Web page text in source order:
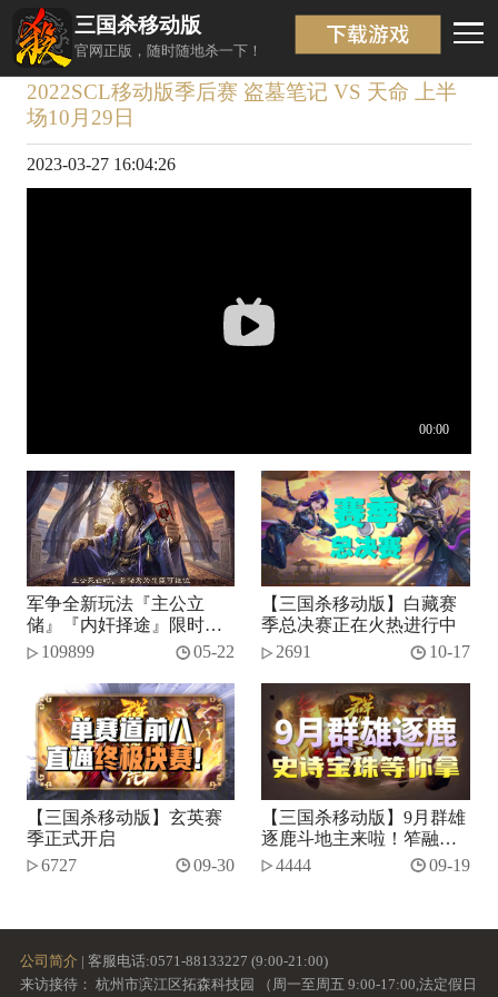
三国杀移动版
官网正版，随时随地杀一下！
返回
2022SCL移动版季后赛 盗墓笔记 VS 天命 上半
场10月29日
2023-03-27 16:04:26
军争全新玩法『主公立
储』『内奸择途』限时开
启！109899 05-22
【三国杀移动版】白藏赛
季总决赛正在火热进行中
2691
10-17
【三国杀移动版】玄英赛
季正式开启
6727
09-30
【三国杀移动版】9月群雄
逐鹿斗地主来啦！笮融、
势张燕加入将池~
4444 09-19
公司简介 | 客服电话:0571-88133227 (9:00-21:00)
来访接待： 杭州市滨江区拓森科技园 （周一至周五 9:00-17:00,法定假日